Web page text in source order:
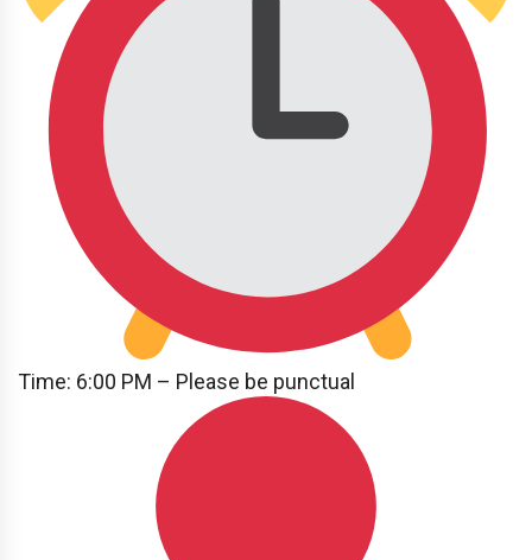
Time: 6:00 PM – Please be punctual